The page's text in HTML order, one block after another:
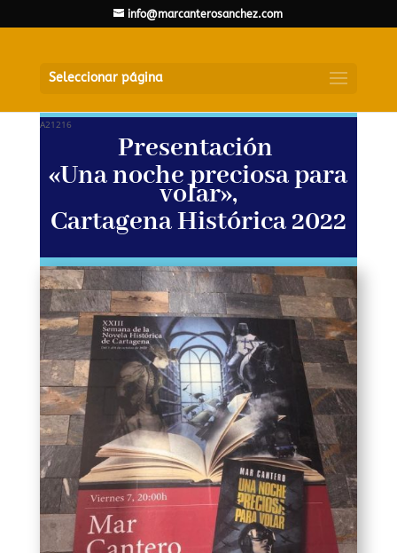
info@marcanterosanchez.com
Seleccionar página
A21216
Presentación
«Una noche preciosa para
volar»,
Cartagena Histórica 2022